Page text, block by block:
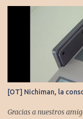
[OT] Nichiman, la
Gracias a nuestros